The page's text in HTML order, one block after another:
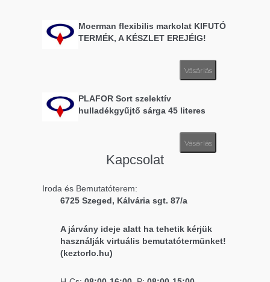
Moerman flexibilis markolat KIFUTÓ
TERMÉK, A KÉSZLET EREJÉIG!
Vásárlás
PLAFOR Sort szelektív
hulladékgyűjtő sárga 45 literes
Vásárlás
Kapcsolat
Iroda és Bemutatóterem:
6725 Szeged, Kálvária sgt. 87/a
A járvány ideje alatt ha tehetik kérjük
használják virtuális bemutatótermünket!
(keztorlo.hu)